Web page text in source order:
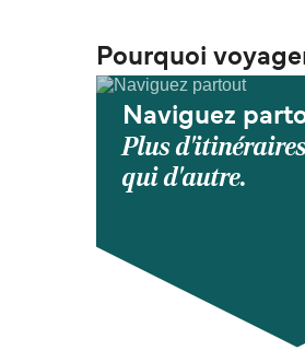
Pourquoi
Naviguez
Plus
qui d'autre.